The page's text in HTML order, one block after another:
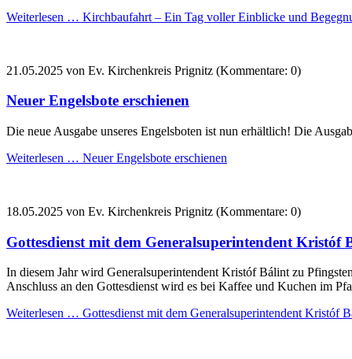
Weiterlesen … Kirchbaufahrt – Ein Tag voller Einblicke und
21.05.2025 von Ev. Kirchenkreis Prignitz (Kommentare: 0)
Neuer Engelsbote erschienen
Die neue Ausgabe unseres Engelsboten ist nun erhältlich! Die
Weiterlesen … Neuer Engelsbote erschienen
18.05.2025 von Ev. Kirchenkreis Prignitz (Kommentare: 0)
Gottesdienst mit dem Generalsuperintendent Kristóf
In diesem Jahr wird Generalsuperintendent Kristóf Bálint zu
Anschluss an den Gottesdienst wird es bei Kaffee und Kuchen im
Weiterlesen … Gottesdienst mit dem Generalsuperintendent Kristóf